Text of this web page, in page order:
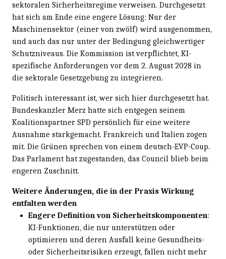
sektoralen Sicherheitsregime verweisen. Durchgesetzt
hat sich am Ende eine engere Lösung: Nur der
Maschinensektor (einer von zwölf) wird ausgenommen,
und auch das nur unter der Bedingung gleichwertiger
Schutzniveaus. Die Kommission ist verpflichtet, KI-
spezifische Anforderungen vor dem 2. August 2028 in
die sektorale Gesetzgebung zu integrieren.
Politisch interessant ist, wer sich hier durchgesetzt hat.
Bundeskanzler Merz hatte sich entgegen seinem
Koalitionspartner SPD persönlich für eine weitere
Ausnahme starkgemacht. Frankreich und Italien zogen
mit. Die Grünen sprechen von einem deutsch-EVP-Coup.
Das Parlament hat zugestanden, das Council blieb beim
engeren Zuschnitt.
Weitere Änderungen, die in der Praxis Wirkung
entfalten werden
Engere Definition von Sicherheitskomponenten:
KI-Funktionen, die nur unterstützen oder
optimieren und deren Ausfall keine Gesundheits-
oder Sicherheitsrisiken erzeugt, fallen nicht mehr